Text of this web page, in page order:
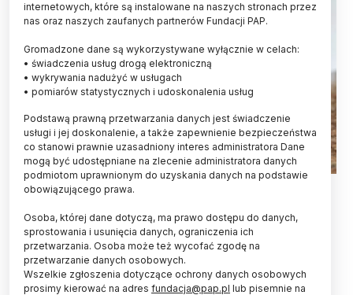
16.07.2019 PAP/Tytus Żmijewski
Zwierzęta żyjące w miastach są odważniejsze niż
ich wiejskie odpowiedniki, a także bardziej
agresywne - informuje „Journal of Animal
Ecology”.
internetowych, które są instalowane na naszych stronach przez
nas oraz naszych zaufanych partnerów Fundacji PAP.
Gromadzone dane są wykorzystywane wyłącznie w celach:
• świadczenia usług drogą elektroniczną
• wykrywania nadużyć w usługach
• pomiarów statystycznych i udoskonalenia usług
Podstawą prawną przetwarzania danych jest świadczenie
usługi i jej doskonalenie, a także zapewnienie bezpieczeństwa
co stanowi prawnie uzasadniony interes administratora Dane
mogą być udostępniane na zlecenie administratora danych
podmiotom uprawnionym do uzyskania danych na podstawie
obowiązującego prawa.
Osoba, której dane dotyczą, ma prawo dostępu do danych,
sprostowania i usunięcia danych, ograniczenia ich
przetwarzania. Osoba może też wycofać zgodę na
przetwarzanie danych osobowych.
Wszelkie zgłoszenia dotyczące ochrony danych osobowych
prosimy kierować na adres fundacja@pap.pl lub pisemnie na